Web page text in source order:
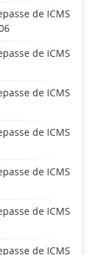
de ICMS
de ICMS
de ICMS
de ICMS
de ICMS
de ICMS
de ICMS